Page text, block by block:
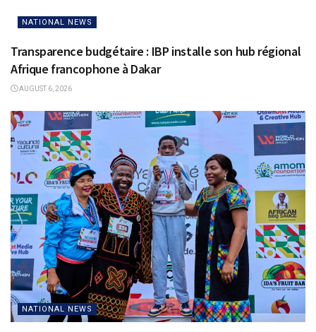
NATIONAL NEWS
Transparence budgétaire : IBP installe son hub régional
Afrique francophone à Dakar
AUGUST 6, 2026
NATIONAL NEWS